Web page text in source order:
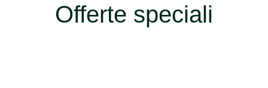
Offerte speciali